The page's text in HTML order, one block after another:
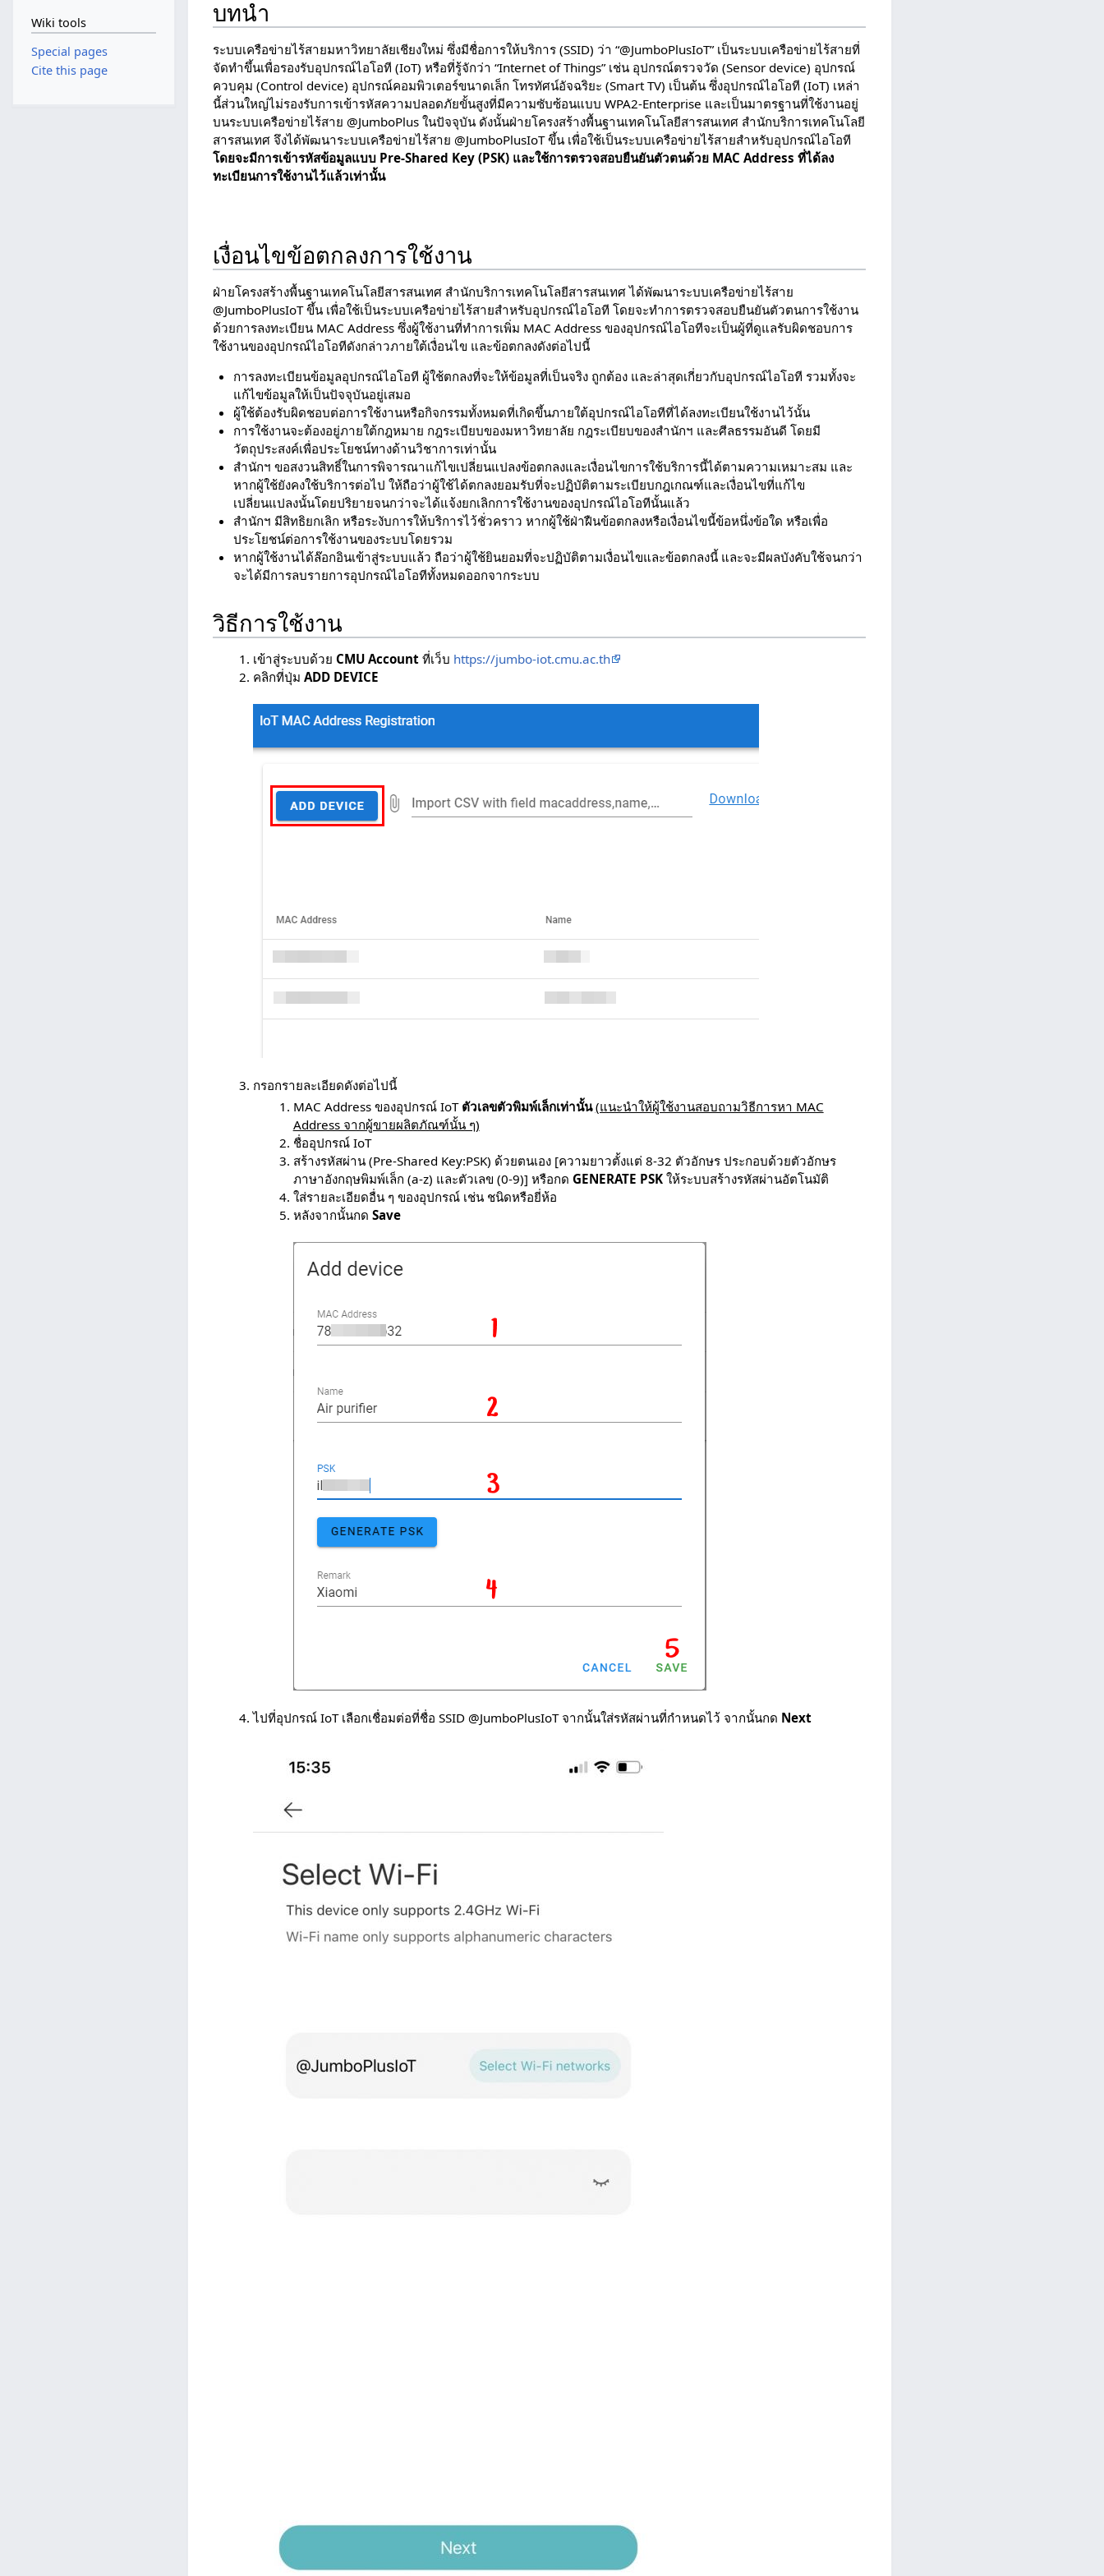
บทนำ
ระบบเครือข่ายไร้สายมหาวิทยาลัยเชียงใหม่ ซึ่งมีชื่อการให้บริการ (SSID) ว่า “@JumboPlusIoT” เป็นระบบเครือข่ายไร้สายที่
จัดทำขึ้นเพื่อรองรับอุปกรณ์ไอโอที (IoT) หรือที่รู้จักว่า “Internet of Things” เช่น อุปกรณ์ตรวจวัด (Sensor device) อุปกรณ์
ควบคุม (Control device) อุปกรณ์คอมพิวเตอร์ขนาดเล็ก โทรทัศน์อัจฉริยะ (Smart TV) เป็นต้น ซึ่งอุปกรณ์ไอโอที (IoT) เหล่า
นี้ส่วนใหญ่ไม่รองรับการเข้ารหัสความปลอดภัยขั้นสูงที่มีความซับซ้อนแบบ WPA2-Enterprise และเป็นมาตรฐานที่ใช้งานอยู่
บนระบบเครือข่ายไร้สาย @JumboPlus ในปัจจุบัน ดังนั้นฝ่ายโครงสร้างพื้นฐานเทคโนโลยีสารสนเทศ สำนักบริการเทคโนโลยี
สารสนเทศ จึงได้พัฒนาระบบเครือข่ายไร้สาย @JumboPlusIoT ขึ้น เพื่อใช้เป็นระบบเครือข่ายไร้สายสำหรับอุปกรณ์ไอโอที
โดยจะมีการเข้ารหัสข้อมูลแบบ Pre-Shared Key (PSK) และใช้การตรวจสอบยืนยันตัวตนด้วย MAC Address ที่ได้ลง
ทะเบียนการใช้งานไว้แล้วเท่านั้น
เงื่อนไขข้อตกลงการใช้งาน
ฝ่ายโครงสร้างพื้นฐานเทคโนโลยีสารสนเทศ สำนักบริการเทคโนโลยีสารสนเทศ ได้พัฒนาระบบเครือข่ายไร้สาย
@JumboPlusIoT ขึ้น เพื่อใช้เป็นระบบเครือข่ายไร้สายสำหรับอุปกรณ์ไอโอที โดยจะทำการตรวจสอบยืนยันตัวตนการใช้งาน
ด้วยการลงทะเบียน MAC Address ซึ่งผู้ใช้งานที่ทำการเพิ่ม MAC Address ของอุปกรณ์ไอโอทีจะเป็นผู้ที่ดูแลรับผิดชอบการ
ใช้งานของอุปกรณ์ไอโอทีดังกล่าวภายใต้เงื่อนไข และข้อตกลงดังต่อไปนี้
การลงทะเบียนข้อมูลอุปกรณ์ไอโอที ผู้ใช้ตกลงที่จะให้ข้อมูลที่เป็นจริง ถูกต้อง และล่าสุดเกี่ยวกับอุปกรณ์ไอโอที รวมทั้งจะ
แก้ไขข้อมูลให้เป็นปัจจุบันอยู่เสมอ
ผู้ใช้ต้องรับผิดชอบต่อการใช้งานหรือกิจกรรมทั้งหมดที่เกิดขึ้นภายใต้อุปกรณ์ไอโอทีที่ได้ลงทะเบียนใช้งานไว้นั้น
การใช้งานจะต้องอยู่ภายใต้กฎหมาย กฎระเบียบของมหาวิทยาลัย กฎระเบียบของสำนักฯ และศีลธรรมอันดี โดยมี
วัตถุประสงค์เพื่อประโยชน์ทางด้านวิชาการเท่านั้น
สำนักฯ ขอสงวนสิทธิ์ในการพิจารณาแก้ไขเปลี่ยนแปลงข้อตกลงและเงื่อนไขการใช้บริการนี้ได้ตามความเหมาะสม และ
หากผู้ใช้ยังคงใช้บริการต่อไป ให้ถือว่าผู้ใช้ได้ตกลงยอมรับที่จะปฏิบัติตามระเบียบกฎเกณฑ์และเงื่อนไขที่แก้ไข
เปลี่ยนแปลงนั้นโดยปริยายจนกว่าจะได้แจ้งยกเลิกการใช้งานของอุปกรณ์ไอโอทีนั้นแล้ว
สำนักฯ มีสิทธิยกเลิก หรือระงับการให้บริการไว้ชั่วคราว หากผู้ใช้ฝ่าฝืนข้อตกลงหรือเงื่อนไขนี้ข้อหนึ่งข้อใด หรือเพื่อ
ประโยชน์ต่อการใช้งานของระบบโดยรวม
หากผู้ใช้งานได้ล๊อกอินเข้าสู่ระบบแล้ว ถือว่าผู้ใช้ยินยอมที่จะปฏิบัติตามเงื่อนไขและข้อตกลงนี้ และจะมีผลบังคับใช้จนกว่า
จะได้มีการลบรายการอุปกรณ์ไอโอทีทั้งหมดออกจากระบบ
วิธีการใช้งาน
เข้าสู่ระบบด้วย CMU Account ที่เว็บ https://jumbo-iot.cmu.ac.th
คลิกที่ปุ่ม ADD DEVICE
กรอกรายละเอียดดังต่อไปนี้
MAC Address ของอุปกรณ์ IoT ตัวเลขตัวพิมพ์เล็กเท่านั้น (แนะนำให้ผู้ใช้งานสอบถามวิธีการหา MAC
Address จากผู้ขายผลิตภัณฑ์นั้น ๆ)
ชื่ออุปกรณ์ IoT
สร้างรหัสผ่าน (Pre-Shared Key:PSK) ด้วยตนเอง [ความยาวตั้งแต่ 8-32 ตัวอักษร ประกอบด้วยตัวอักษร
ภาษาอังกฤษพิมพ์เล็ก (a-z) และตัวเลข (0-9)] หรือกด GENERATE PSKให้ระบบสร้างรหัสผ่านอัตโนมัติ
ใส่รายละเอียดอื่น ๆ ของอุปกรณ์ เช่น ชนิดหรือยี่ห้อ
หลังจากนั้นกด Save
ไปที่อุปกรณ์ IoT เลือกเชื่อมต่อที่ชื่อ SSID @JumboPlusIoT จากนั้นใส่รหัสผ่านที่กำหนดไว้ จากนั้นกด Next
Wiki tools
Special pages
Cite this page